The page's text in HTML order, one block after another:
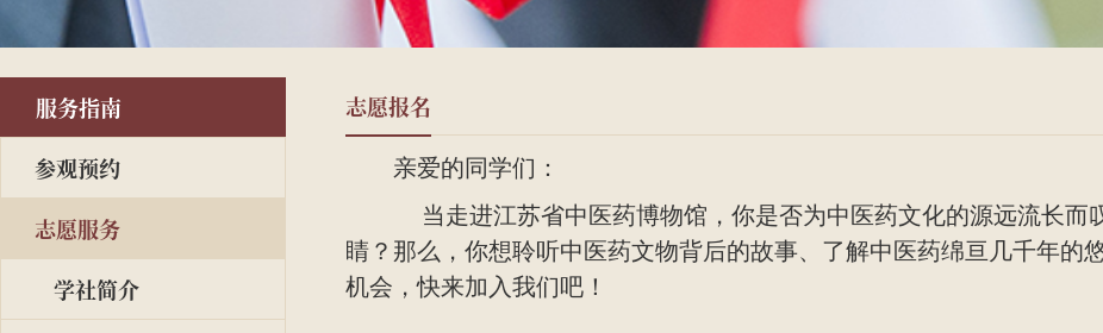
服务指南
参观预约
志愿服务
学社简介
志愿报名
亲爱的同学们：
当走进江苏省中医药博物馆，你是否为中医药文化的源远流长而
睛？那么，你想聆听中医药文物背后的故事、了解中医药绵亘几千年的
机会，快来加入我们吧！